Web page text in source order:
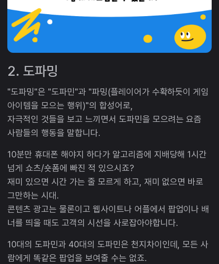
2. 도파밍
"도파밍"은 "도파민"과 "파밍(플레이어가 수확하듯이 게임
아이템을 모으는 행위)"의 합성어로,
자극적인 것들을 보고 느끼면서 도파민을 모으려는 요즘
사람들의 행동을 말합니다.
10분만 휴대폰 해야지 하다가 알고리즘에 지배당해 1시간
넘게 쇼츠/숏폼에 빠진 적 있으시죠?
재미 있으면 시간 가는 줄 모르게 하고, 재미 없으면 바로
그만하는 시대.
콘텐츠 광고는 물론이고 웹사이트나 어플에서 팝업이나 배
너를 띄울 때도 고객의 시선을 사로잡아야합니다.
10대의 도파민과 40대의 도파민은 천지차이인데, 모든 사
람에게 똑같은 팝업을 보여줄 수는 없죠.